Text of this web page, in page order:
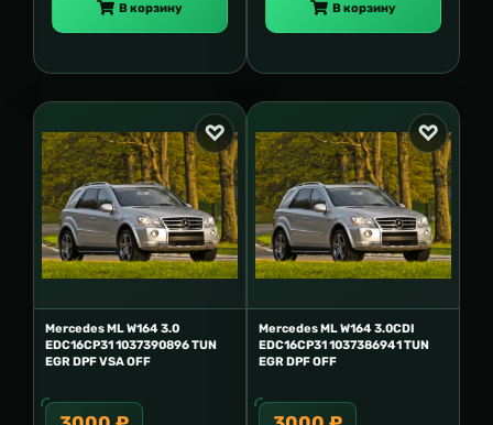
В корзину В корзину
Mercedes ML W164 3.0
EDC16CP31 1037390896 TUN
EGR DPF VSA OFF
Mercedes ML W164 3.0CDI
EDC16CP31 1037386941 TUN
EGR DPF OFF